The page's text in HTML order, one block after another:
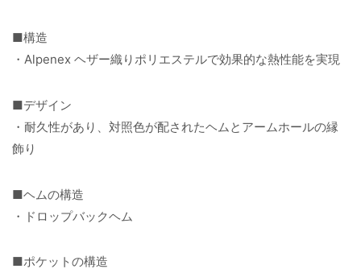
■構造
・Alpenex ヘザー織りポリエステルで効果的な熱性能を実現
■デザイン
・耐久性があり、対照色が配されたヘムとアームホールの縁
飾り
■ヘムの構造
・ドロップバックヘム
■ポケットの構造